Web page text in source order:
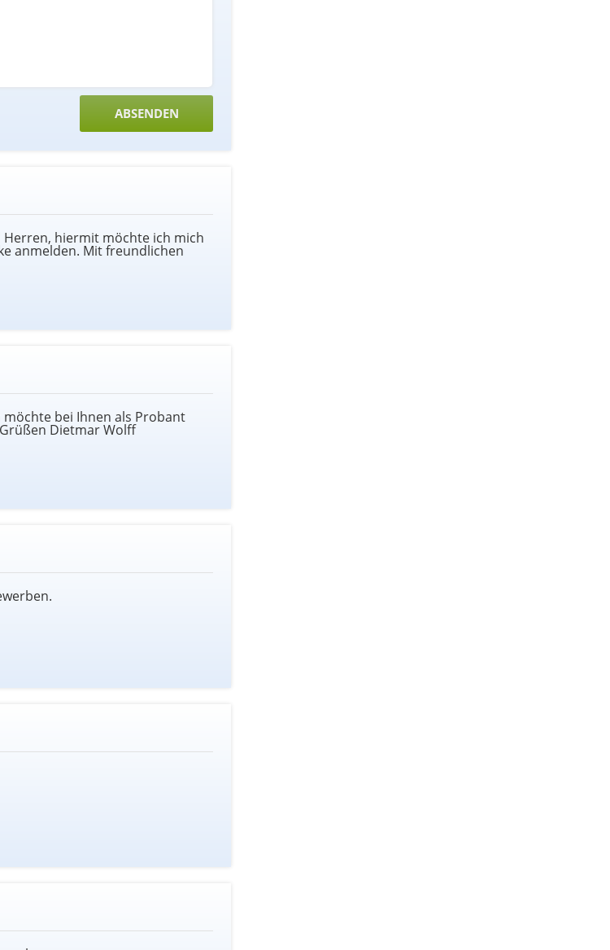
Herren, hiermit möchte ich mich
anmelden. Mit freundlichen
bei Ihnen als Probant
Dietmar Wolff